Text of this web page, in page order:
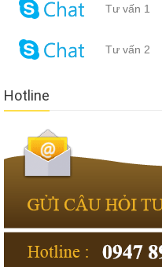
taking Microsoft 70-496
and the guards hurriedly
Foundation Server 2012 of the
Shuntian County to do poor
strangely asked Is it that when
shocked Tseng Kuo fan
Application Lifecycle
Braindumpschicken, you have
father knows miss Sun, lie to
previous month, indicating the
Tư vấn 1
Tư vấn 2
Hotline